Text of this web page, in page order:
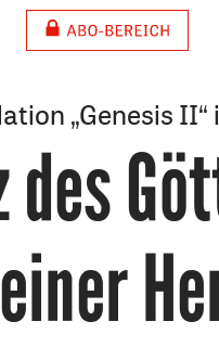
„Genesis II“
:
des